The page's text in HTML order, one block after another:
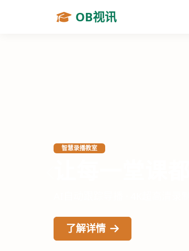
OB视讯
虚拟仿真实验视讯
探索方案